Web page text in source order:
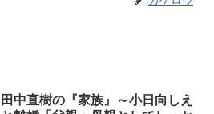
田中直樹の『家族』～小日向しえ